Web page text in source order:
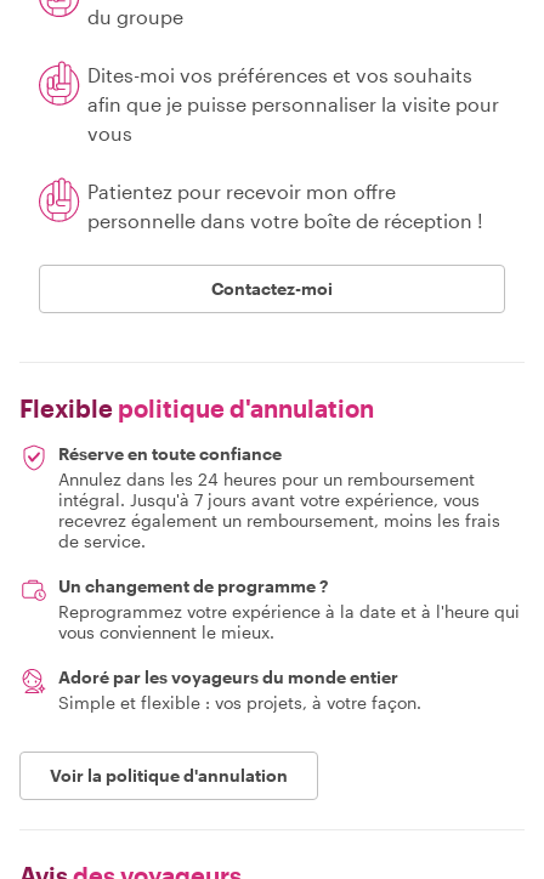
du groupe
Dites-moi vos préférences et vos souhaits
afin que je puisse personnaliser la visite pour
vous
Patientez pour recevoir mon offre
personnelle dans votre boîte de réception !
Contactez-moi
Flexible politique d'annulation
Réserve en toute confiance
Annulez dans les 24 heures pour un remboursement
intégral. Jusqu'à 7 jours avant votre expérience, vous
recevrez également un remboursement, moins les frais
de service.
Un changement de programme ?
Reprogrammez votre expérience à la date et à l'heure qui
vous conviennent le mieux.
Adoré par les voyageurs du monde entier
Simple et flexible : vos projets, à votre façon.
Voir la politique d'annulation